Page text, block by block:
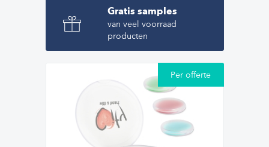
Gratis samples
van veel voorraad
producten
Per offerte